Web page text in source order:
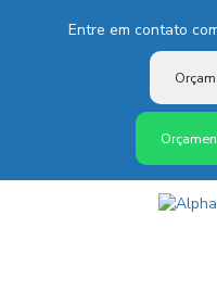
Entre em contato